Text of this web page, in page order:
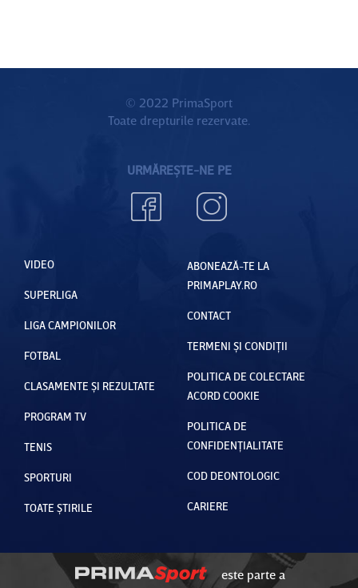
© 2022 PrimaSport
Toate drepturile rezervate.
URMĂREȘTE-NE PE
VIDEO
SUPERLIGA
LIGA CAMPIONILOR
FOTBAL
CLASAMENTE ȘI REZULTATE
PROGRAM TV
TENIS
SPORTURI
TOATE ȘTIRILE
ABONEAZĂ-TE LA
PRIMAPLAY.RO
CONTACT
TERMENI ȘI CONDIȚII
POLITICA DE COLECTARE
ACORD COOKIE
POLITICA DE
CONFIDENȚIALITATE
COD DEONTOLOGIC
CARIERE
este parte a